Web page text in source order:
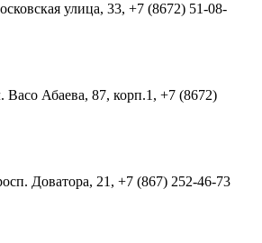
улица, 33, +7 (8672) 51-08-
Васо Абаева, 87, корп.1, +7 (8672)
Доватора, 21, +7 (867) 252-46-73